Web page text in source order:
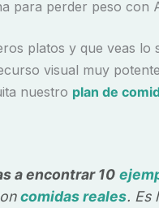
para perder peso con
platos y que veas lo
visual muy
nuestro plan de
a encontrar 10
comidas reales. Es